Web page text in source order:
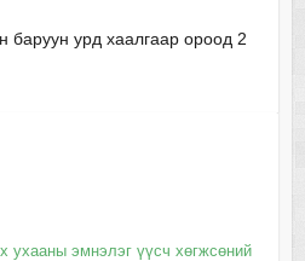
баруун урд хаалгаар ороод 2
ухааны эмнэлэг үүсч хөгжсөний